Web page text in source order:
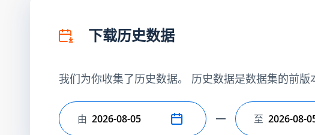
下载历史数据
我们为你收集了历史数据。 历史数据是数据集的前
选择开始日期
由 选择结束日期
至